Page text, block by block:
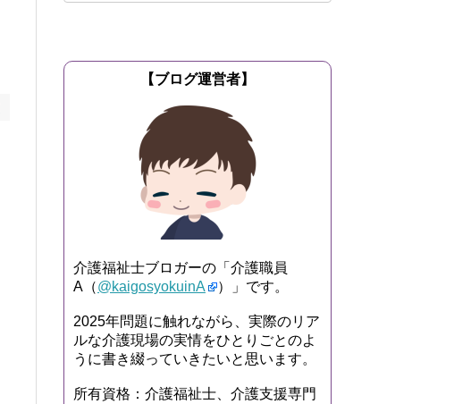
【ブログ運営者】
介護福祉士ブロガーの「介護職員
A（@kaigosyokuinA ）」です。
2025年問題に触れながら、実際のリア
ルな介護現場の実情をひとりごとのよ
うに書き綴っていきたいと思います。
所有資格：介護福祉士、介護支援専門